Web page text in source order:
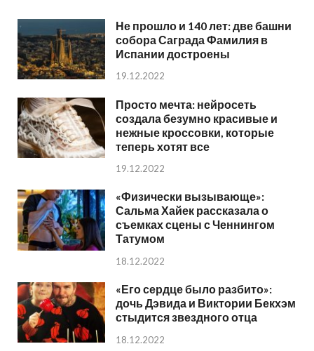
Не прошло и 140 лет: две башни
собора Саграда Фамилия в
Испании достроены
19.12.2022
Просто мечта: нейросеть
создала безумно красивые и
нежные кроссовки, которые
теперь хотят все
19.12.2022
«Физически вызывающе»:
Сальма Хайек рассказала о
съемках сцены с Ченнингом
Татумом
18.12.2022
«Его сердце было разбито»:
дочь Дэвида и Виктории Бекхэм
стыдится звездного отца
18.12.2022